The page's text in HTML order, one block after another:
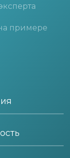
примере